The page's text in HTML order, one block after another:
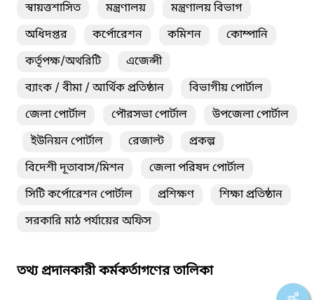
স্বায়ত্তশাসিত মন্ত্রণালয়
মন্ত্রণালয় বিভাগ
অধিদপ্তর
কর্পোরেশন কমিশন
কোম্পানি
কর্তৃপক্ষ/অথরিটি
এজেন্সী
ব্যাংক / বীমা / আর্থিক প্রতিষ্ঠান
বিভাগীয় পোর্টাল
জেলা পোর্টাল
পৌরসভা পোর্টাল
উপজেলা পোর্টাল
ইউনিয়ন পোর্টাল
রেজাল্ট
প্রকল্প
বিদেশী দূতাবাস/মিশন
জেলা পরিষদ পোর্টাল
সিটি কর্পোরেশন পোর্টাল
প্রশিক্ষণ
শিক্ষা প্রতিষ্ঠান
সরকারি মাঠ পর্যায়ের অফিস
তথ্য প্রদানকারী কর্মকর্তাগণের তালিকা